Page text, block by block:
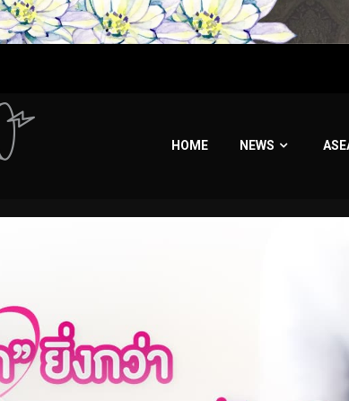
HOME NEWS